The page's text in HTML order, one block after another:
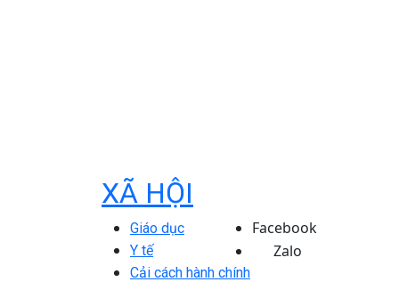
XÃ HỘI
Giáo dục
Y tế
Cải cách hành chính
Facebook
Zalo